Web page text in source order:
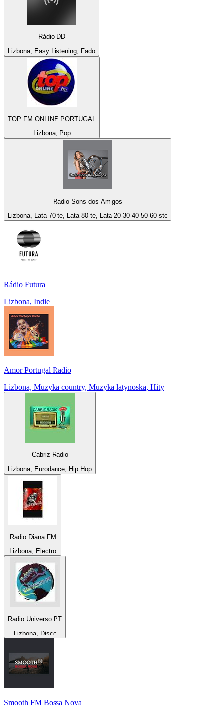
Rádio DD
Lizbona, Easy Listening, Fado
TOP FM ONLINE PORTUGAL
Lizbona, Pop
Radio Sons dos Amigos
Lizbona, Lata 70-te, Lata 80-te, Lata 20-30-40-50-60-ste
Rádio Futura
Lizbona, Indie
Amor Portugal Radio
Lizbona, Muzyka country, Muzyka latynoska, Hity
Cabriz Radio
Lizbona, Eurodance, Hip Hop
Radio Diana FM
Lizbona, Electro
Radio Universo PT
Lizbona, Disco
Smooth FM Bossa Nova